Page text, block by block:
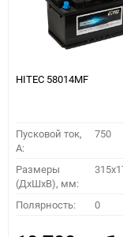
HITEC 58014MF
Пусковой ток,
A:
750
Размеры
(ДхШхВ), мм:
Полярность: 0